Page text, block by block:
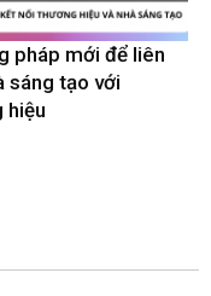
pháp mới để liên
sáng tạo với
hiệu